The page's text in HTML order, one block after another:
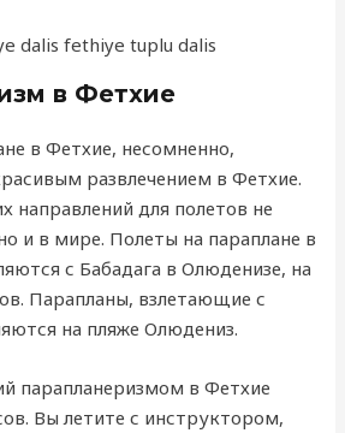
в Фетхие
в Фетхие, несомненно,
развлечением в Фетхие.
направлений для полетов не
и в мире. Полеты на параплане в
с Бабадага в Олюденизе, на
Парапланы, взлетающие с
на пляже Олюдениз.
парапланеризмом в Фетхие
Вы летите с инструктором,